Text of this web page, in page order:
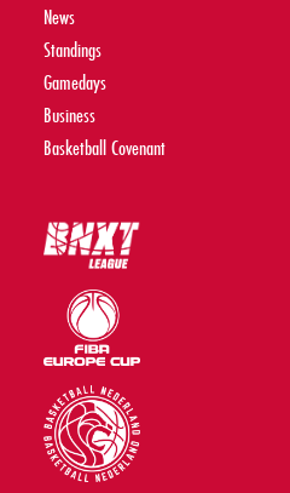
News
Standings
Gamedays
Business
Basketball Covenant